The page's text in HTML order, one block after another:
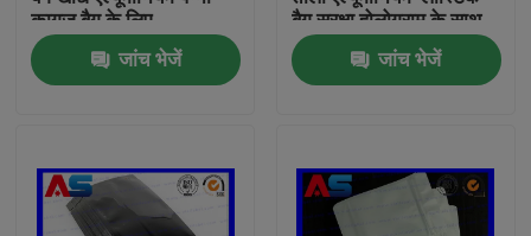
घर
हमारे बारे में
कागज बैग के लिए
जांच भेजें
बैग सुरक्षा होलोग्राम के साथ
मुद्रण
जांच भेजें